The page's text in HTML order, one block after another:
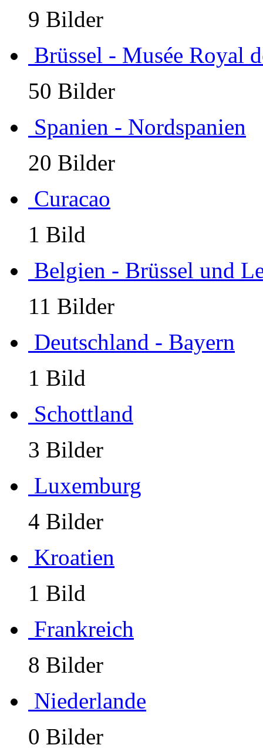
9 Bilder
Brüssel - Musée Royal
50 Bilder
Spanien - Nordspanien
20 Bilder
Curacao
1 Bild
Belgien - Brüssel und
11 Bilder
Deutschland - Bayern
1 Bild
Schottland
3 Bilder
Luxemburg
4 Bilder
Kroatien
1 Bild
Frankreich
8 Bilder
Niederlande
0 Bilder